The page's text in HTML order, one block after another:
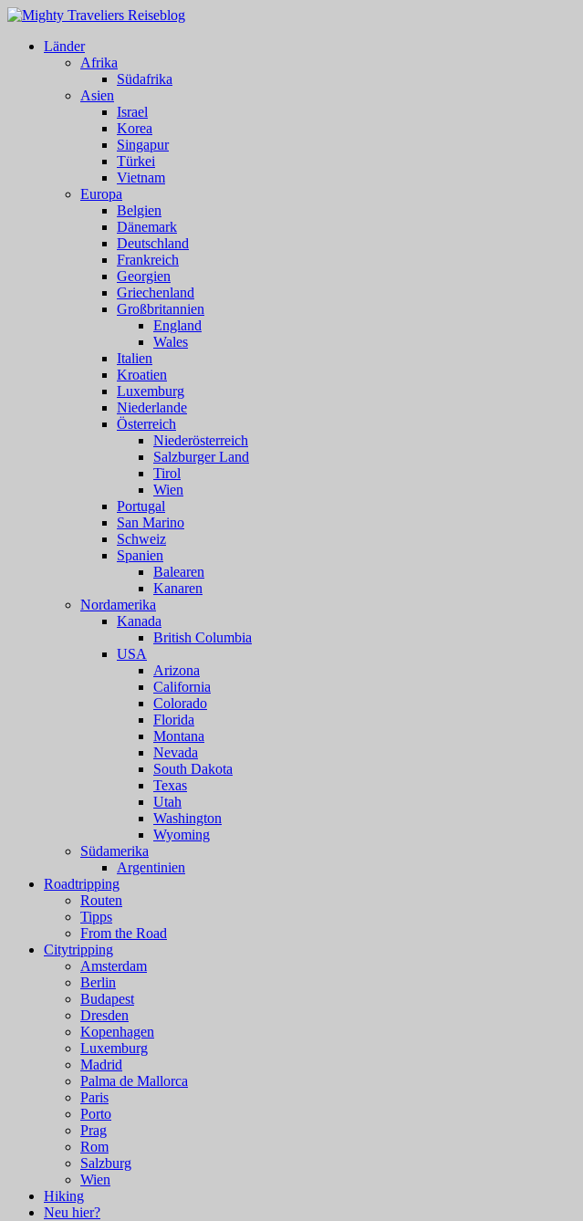
Länder
Afrika
Südafrika
Asien
Israel
Korea
Singapur
Türkei
Vietnam
Europa
Belgien
Dänemark
Deutschland
Frankreich
Georgien
Griechenland
Großbritannien
England
Wales
Italien
Kroatien
Luxemburg
Niederlande
Österreich
Niederösterreich
Salzburger Land
Tirol
Wien
Portugal
San Marino
Schweiz
Spanien
Balearen
Kanaren
Nordamerika
Kanada
British Columbia
USA
Arizona
California
Colorado
Florida
Montana
Nevada
South Dakota
Texas
Utah
Washington
Wyoming
Südamerika
Argentinien
Roadtripping
Routen
Tipps
From the Road
Citytripping
Amsterdam
Berlin
Budapest
Dresden
Kopenhagen
Luxemburg
Madrid
Palma de Mallorca
Paris
Porto
Prag
Rom
Salzburg
Wien
Hiking
Neu hier?